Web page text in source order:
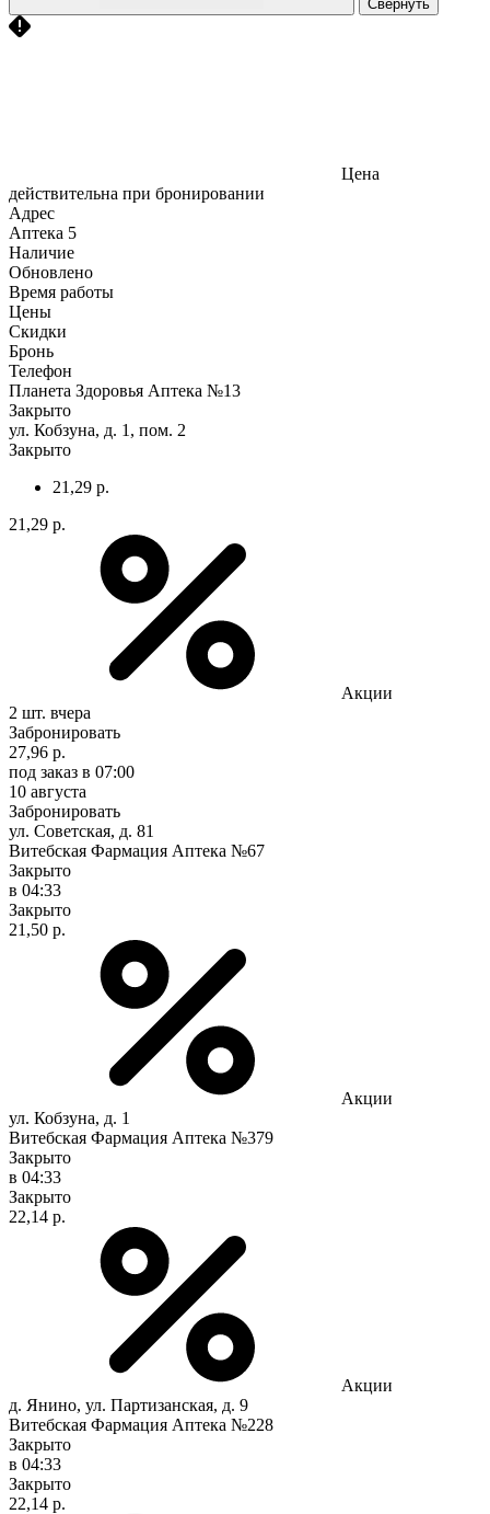
Свернуть
Цена
действительна при бронировании
Адрес
Аптека 5
Наличие
Обновлено
Время работы
Цены
Скидки
Бронь
Телефон
Планета Здоровья Аптека №13
Закрыто
ул. Кобзуна, д. 1, пом. 2
Закрыто
21,29 р.
21,29 р.
Акции
2 шт. вчера
Забронировать
27,96 р.
под заказ в 07:00
10 августа
Забронировать
ул. Советская, д. 81
Витебская Фармация Аптека №67
Закрыто
в 04:33
Закрыто
21,50 р.
Акции
ул. Кобзуна, д. 1
Витебская Фармация Аптека №379
Закрыто
в 04:33
Закрыто
22,14 р.
Акции
д. Янино, ул. Партизанская, д. 9
Витебская Фармация Аптека №228
Закрыто
в 04:33
Закрыто
22,14 р.